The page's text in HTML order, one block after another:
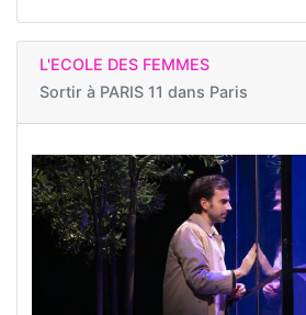
L'ECOLE DES FEMMES
Sortir à PARIS 11 dans Paris